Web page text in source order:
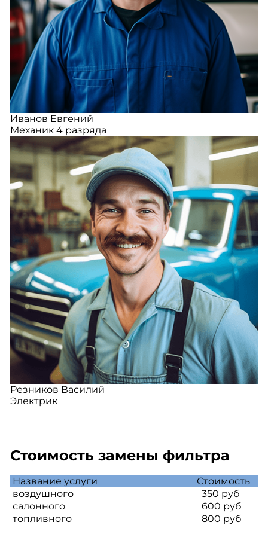
Иванов Евгений
Механик 4 разряда
Резников Василий
Электрик
Стоимость замены фильтра
Название услуги
Стоимость
воздушного
350 руб
салонного
600 руб
топливного
800 руб